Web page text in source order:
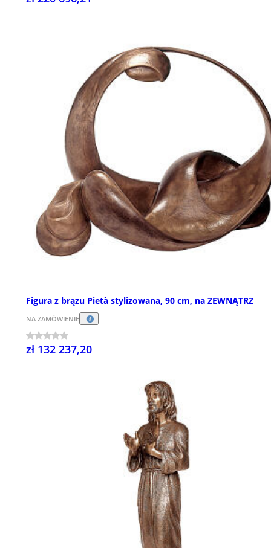
Figura z brązu Pietà stylizowana, 90 cm, na ZEWNĄTRZ
NA ZAMÓWIENIE
zł 132 237,20